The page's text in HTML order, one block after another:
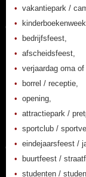
vakantiepark /
bedrijfsfeest,
afscheidsfeest,
verjaardag oma of
borrel / receptie,
opening,
attractiepark /
sportclub /
eindejaarsfeest /
buurtfeest /
studenten /